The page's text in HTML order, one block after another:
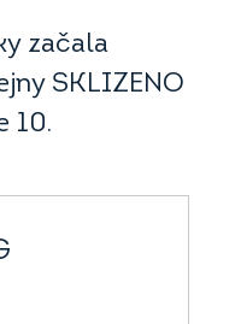
začala
SKLIZENO
10.